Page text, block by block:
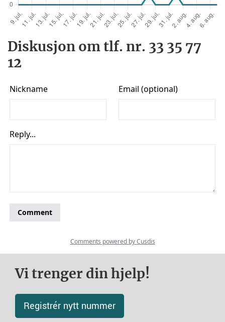
Diskusjon om tlf. nr. 33 35 77
12
Vi trenger din hjelp!
Registrér nytt nummer